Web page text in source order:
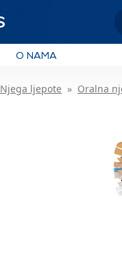
O NAMA
Njega ljepote Oralna